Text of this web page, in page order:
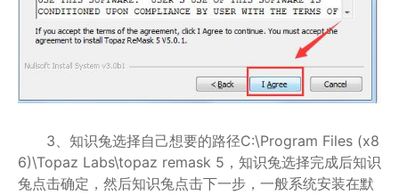
3、知识兔选择自己想要的路径C:\Program Files (x8
6)\Topaz Labs\topaz remask 5，知识兔选择完成后知识
兔点击确定，然后知识兔点击下一步，一般系统安装在默